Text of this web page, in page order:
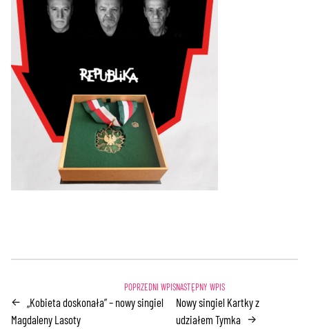
←
„Kobieta doskonała” – nowy singiel
Magdaleny Lasoty
Nowy singiel Kartky z
udziałem Tymka →